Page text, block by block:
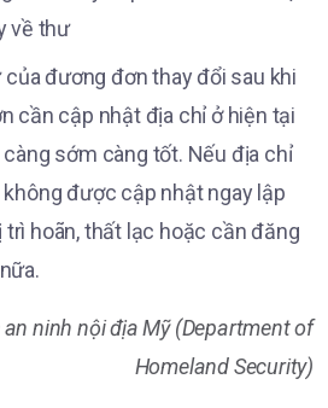
về thư
đương đơn thay đổi sau khi
cần cập nhật địa chỉ ở hiện tại
càng sớm càng tốt. Nếu địa chỉ
được cập nhật ngay lập
hoãn, thất lạc hoặc cần đăng
an ninh nội địa Mỹ (Department of
Homeland Security)